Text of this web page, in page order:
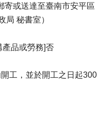
寄或送達至臺南市安平區
局 秘書室）
產品或勞務]否
工，並於開工之日起300